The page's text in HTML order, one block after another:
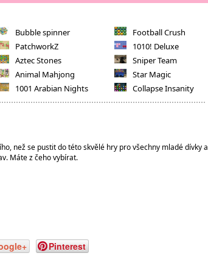
Bubble spinner
PatchworkZ
Aztec Stones
Animal Mahjong
1001 Arabian Nights
Football Crush
1010! Deluxe
Sniper Team
Star Magic
Collapse Insanity
než se pustit do této skvělé hry pro všechny mladé dívky a
Máte z čeho vybírat.
Pinterest